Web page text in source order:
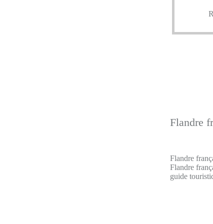
Flandre
Flandre
Flandre
guide